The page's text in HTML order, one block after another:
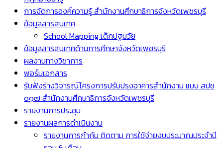
การจัดการองค์ความรู้ สำนักงานศึกษาธิการจังหวัดเพชรบุรี
ข้อมูลสารสนเทศ
School Mapping เด็กปฐมวัย
ข้อมูลสารสนเทศด้านการศึกษาจังหวัดเพชรบุรี
ผลงานทางวิชาการ
ฟอร์มเอกสาร
รับฟังร่างวิจารณ์โครงการปรับปรุงอาคารสำนักงาน แบบ สปช
๐๑๗ สำนักงานศึกษาธิการจังหวัดเพชรบุรี
รายงานการประชุม
รายงานผลการดำเนินงาน
รายงานการกำกับ ติดตาม การใช้จ่ายงบประมาณประจำปี